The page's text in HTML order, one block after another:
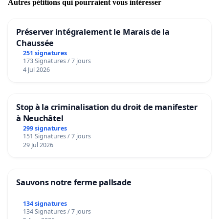
partager cette publication et de nous aider à faire
conséquences de leurs actes à l'avenir. Nous vous
invitons à sensibiliser ensemble à l'importance de
la sécurité routière et au respect de la loi.
jamais dans nos cœurs.
Reposez en paix, nos chers. ✝️🤍
(N'oubliez pas de confirmer votre signature via le
Autres pétitions qui pourraient vous intéresser
Préserver intégralement le Marais de la
Chaussée
251 signatures
173 Signatures / 7 jours
4 Jul 2026
Stop à la criminalisation du droit de manifester
à Neuchâtel
299 signatures
151 Signatures / 7 jours
29 Jul 2026
Sauvons notre ferme pallsade
134 signatures
134 Signatures / 7 jours